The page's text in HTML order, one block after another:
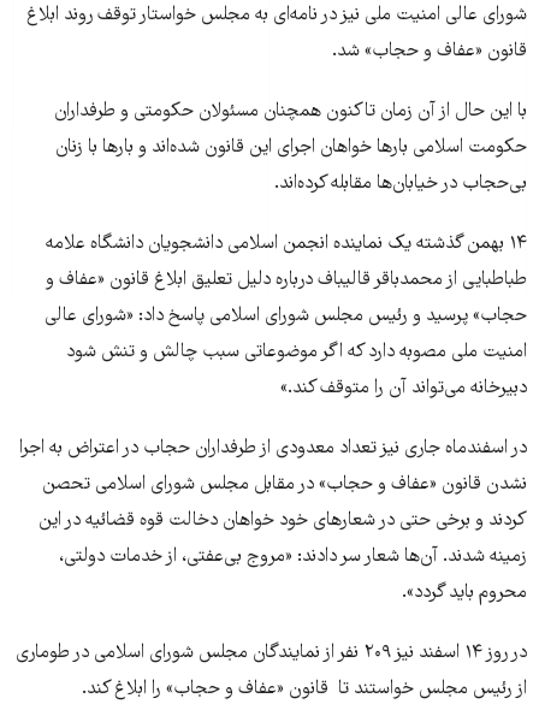
شورای عالی امنیت ملی نیز در نامه‌ای به مجلس خواستار توقف روند ابلاغ
قانون «عفاف و حجاب» شد.
با این حال از آن زمان تاکنون همچنان مسئولان حکومتی و طرفداران
حکومت اسلامی بارها خواهان اجرای این قانون شده‌اند و بارها با زنان
بی‌حجاب در خیابان‌ها مقابله کرده‌اند.
۱۴ بهمن گذشته یک نماینده انجمن اسلامی دانشجویان دانشگاه علامه
طباطبایی از محمدباقر قالیباف درباره دلیل تعلیق ابلاغ قانون «عفاف و
حجاب» پرسید و رئیس مجلس شورای اسلامی پاسخ داد: «شورای عالی
امنیت ملی مصوبه دارد که اگر موضوعاتی سبب چالش و تنش شود
دبیرخانه می‌تواند آن را متوقف کند.»
در اسفندماه جاری نیز تعداد معدودی از طرفداران حجاب در اعتراض به اجرا
نشدن قانون «عفاف و حجاب» در مقابل مجلس شورای اسلامی تحصن
کردند و برخی حتی در شعارهای خود خواهان دخالت قوه قضائیه در این
زمینه شدند. آن‌ها شعار سر دادند: «مروج بی‌عفتی، از خدمات دولتی،
محروم باید گردد».
در روز ۱۴ اسفند نیز ۲۰۹ نفر از نمایندگان مجلس شورای اسلامی در طوماری
از رئیس مجلس خواستند تا قانون «عفاف و حجاب» را ابلاغ کند.